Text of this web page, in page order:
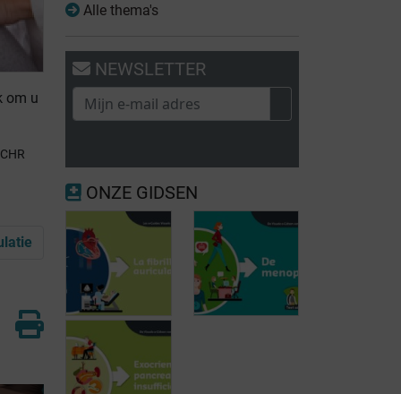
om u
Alle thema's
NEWSLETTER
ONZE GIDSEN